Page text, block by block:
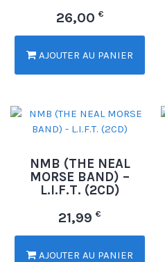
26,00 €
AJOUTER AU PANIER
NMB (THE NEAL
MORSE BAND) –
L.I.F.T. (2CD)
21,99€
AJOUTER AU PANIER